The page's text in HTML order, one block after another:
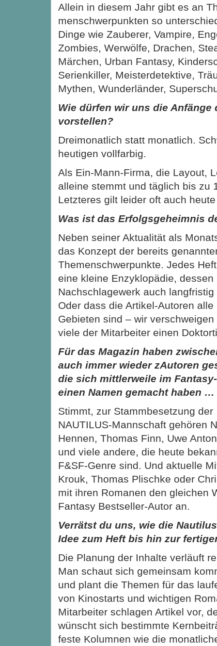
Allein in diesem Jahr gibt es an
menschwerpunkten so
Dinge wie Zauberer, Vampire,
Zombies, Werwölfe, Drachen,
Märchen, Urban Fantasy,
Serienkiller, Meisterdetektive,
Mythen, Wunderländer,
Wie dürfen wir uns die Anfänge
vorstellen?
Dreimonatlich statt monatlich.
heutigen vollfarbig.
Als Ein-Mann-Firma, die Layout,
alleine stemmt und täglich bis zu
Letzteres gilt leider oft auch
Was ist das Erfolgsgeheimnis
Neben seiner Aktualität als
das Konzept der bereits
Themenschwerpunkte. Jedes
eine kleine Enzyklopädie,
Nachschlagewerk auch
Oder dass die Artikel-Autoren
Gebieten sind – wir
viele der Mitarbeiter einen
Für das Magazin haben
auch immer wieder zAutoren
die sich mittlerweile im
einen Namen gemacht haben …
Stimmt, zur Stammbesetzung der
NAUTILUS-Mannschaft gehören
Hennen, Thomas Finn, Uwe
und viele andere, die heute
F&SF-Genre sind. Und aktuelle
Krouk, Thomas Plischke oder
mit ihren Romanen den gleichen
Fantasy Bestseller-Autor an.
Verrätst du uns, wie die
Idee zum Heft bis hin zur
Die Planung der Inhalte verläuft
Man schaut sich gemeinsam
und plant die Themen für das
von Kinostarts und wichtigen
Mitarbeiter schlagen Artikel vor,
wünscht sich bestimmte
feste Kolumnen wie die